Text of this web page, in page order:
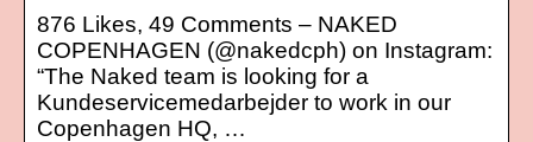
876 Likes, 49 Comments – NAKED
COPENHAGEN (@nakedcph) on Instagram:
“The Naked team is looking for a
Kundeservicemedarbejder to work in our
Copenhagen HQ, …